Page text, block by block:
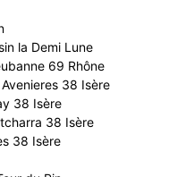
la Demi Lune
69 Rhône
38 Isère
38 Isère
38 Isère
38 Isère